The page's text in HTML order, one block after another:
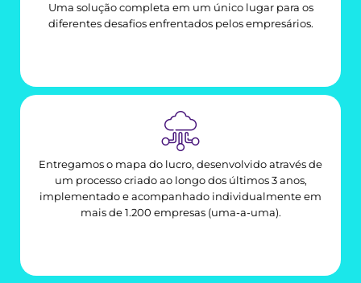
Uma solução completa em um único lugar para os
diferentes desafios enfrentados pelos empresários.
Entregamos o mapa do lucro, desenvolvido através de
um processo criado ao longo dos últimos 3 anos,
implementado e acompanhado individualmente em
mais de 1.200 empresas (uma-a-uma).